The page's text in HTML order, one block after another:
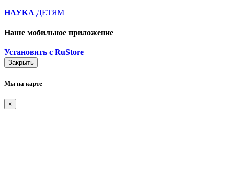
НАУКА ДЕТЯМ
Наше мобильное приложение
Установить с RuStore
Закрыть
Мы на карте
×